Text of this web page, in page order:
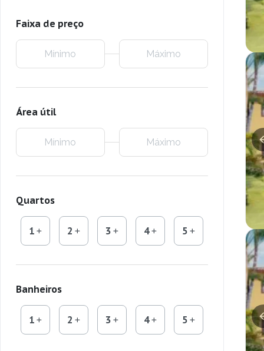
Faixa de preço
Área útil
Quartos
1 2 3 4 5
Banheiros
1 2 3 4 5